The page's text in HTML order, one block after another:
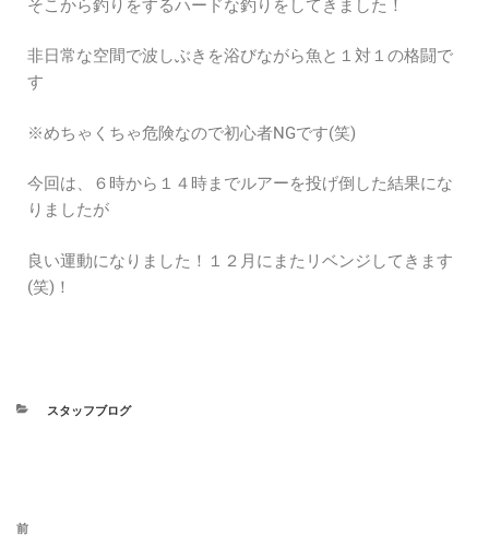
そこから釣りをするハードな釣りをしてきました！
非日常な空間で波しぶきを浴びながら魚と１対１の格闘で
す
※めちゃくちゃ危険なので初心者NGです(笑)
今回は、６時から１４時までルアーを投げ倒した結果にな
りましたが
良い運動になりました！１２月にまたリベンジしてきます
(笑)！
スタッフブログ
前